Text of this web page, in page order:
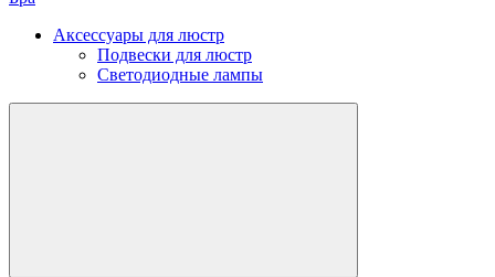
Аксессуары для люстр
Подвески для люстр
Светодиодные лампы